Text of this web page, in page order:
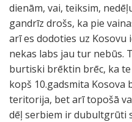
dienām, vai, teiksim,
gandrīz drošs, ka pie
arī es dodoties uz Kosovu
nekas labs jau tur nebūs.
burtiski brēktin brēc, ka
kopš 10.gadsmita Kosova
teritorija, bet arī topošā
dēļ serbiem ir dubultgrūti